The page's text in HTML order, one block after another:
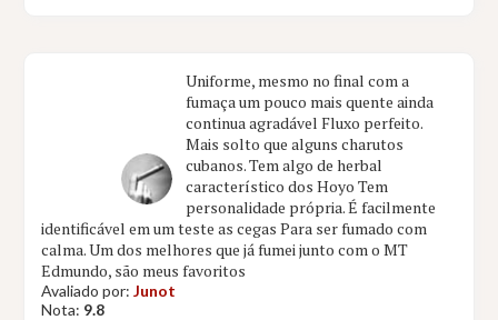
Uniforme, mesmo no final com a
fumaça um pouco mais quente ainda
continua agradável Fluxo perfeito.
Mais solto que alguns charutos
cubanos. Tem algo de herbal
característico dos Hoyo Tem
personalidade própria. É facilmente
identificável em um teste as cegas Para ser fumado com
calma. Um dos melhores que já fumei junto com o MT
Edmundo, são meus favoritos
Avaliado por:Junot
Nota: 9.8